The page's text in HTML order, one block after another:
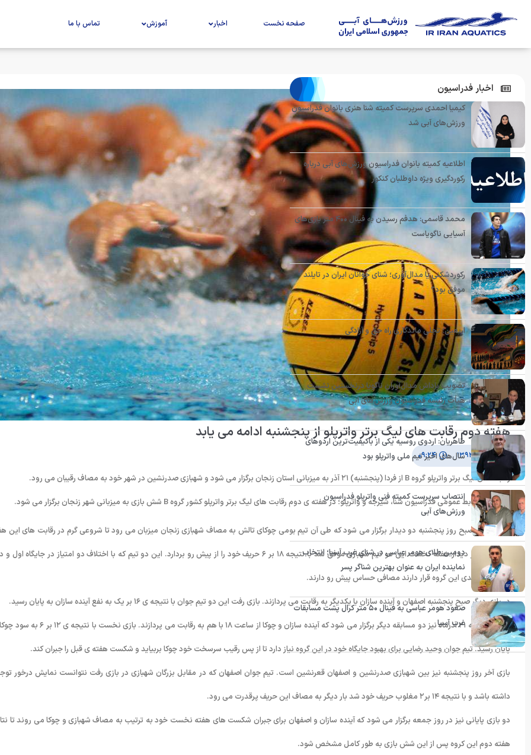
صفحه نخست اخبار آموزش تماس با ما
هفته دوم رقابت های لیگ برتر واترپلو از پنجشنبه ادامه می یابد
۲۰ آذر ۱۳۹۲ ۰۹:۲۴
رقابت های لیگ برتر واترپلو گروه B از فردا (پنجشنبه) ۲۱ آذر به میزبانی استان زنجان برگزار می شود و شهبازی صدرنشین در شهر خود به مصاف رقیبان می رود.
به گزارش روابط عمومی فدراسیون شنا، شیرجه و واترپلو؛ در هفته ی دوم رقابت های لیگ برتر واترپلو کشور گروه B شش بازی به میزبانی شهر زنجان برگزار می شود.
طبق برنامه صبح روز پنجشنبه دو دیدار برگزار می شود که طی آن تیم بومی چوکای تالش به مصاف شهبازی زنجان میزبان می رود تا شروعی گرم در رقابت های این
رقم خورد. در دیدار هفته نخست این دو تیم شهبازی موفق شد با نتیجه ۱۸ بر ۶ حریف خود را از پیش رو بردارد. این دو تیم که با اختلاف دو امتیاز در جایگاه
جدول رده بندی این گروه قرار دارند مصافی حساس پیش رو دارند.
در بازی دیگر صبح پنجشنبه اصفهان و آینده سازان با یکدیگر به رقابت می پردازند. بازی رفت این دو تیم جوان با نتیجه ی ۱۶ بر یک به نفع آینده سازان به پایان رسید.
عصر پنجشنبه ۲۱ آذرماه نیز دو مسابقه دیگر برگزار می شود که آینده سازان و چوکا از ساعت ۱۸ با هم به رقابت می پردازند. بازی
پایان رسید. تیم جوان وحید رضایی برای بهبود جایگاه خود در این گروه نیاز دارد تا از پس رقیب سرسخت خود چوکا بربیاید و شکست هفته ی قبل را جبران کند.
بازی آخر روز پنجشنبه نیز بین شهبازی صدرنشین و اصفهان قعرنشین است. تیم جوان اصفهان که در مقابل بزرگان شهبازی در بازی رفت نتوانست نمایش درخور
داشته باشد و با نتیجه ۱۴ بر۲ مغلوب حریف خود شد بار دیگر به مصاف این حریف پرقدرت می رود.
دو بازی پایانی نیز در روز جمعه برگزار می شود که آینده سازان و اصفهان برای جبران شکست های هفته نخست خود به ترتیب به مصاف شهبازی و چوکا می روند تا
هفته دوم این کروه پس از این شش بازی به طور کامل مشخص شود.
اخبار فدراسیون
کیمیا احمدی سرپرست کمیته شنا هنری بانوان فدراسیون
ورزش‌های آبی شد
اطلاعیه کمیته بانوان فدراسیون ورزش‌های آبی درباره
رکوردگیری ویژه داوطلبان کنکور
محمد قاسمی: هدفم رسیدن به فینال ۴۰۰ متر بازی‌های
آسیایی ناگویاست
رکوردشکنی یا مدال‌آوری؛ شنای جوانان ایران در تایلند
موفق بود؟
اربعین؛ تجلی ماندگاری راه حق و آزادگی
تصویب پاداش مدال‌آوران ناگویا درنخستین نشست
هیأت رئیسه فدراسیون ورزش‌های آبی
طاهریان: اردوی روسیه یکی از باکیفیت‌ترین اردوهای
سال‌های اخیر تیم ملی واترپلو بود
انتصاب سرپرست کمیته فنی واترپلو فدراسیون
ورزش‌های آبی
دومین طلای هومر عباسی در شنای غرب آسیا؛ انتخاب
نماینده ایران به عنوان بهترین شناگر پسر
صعود هومر عباسی به فینال ۵۰ متر کرال پشت مسابقات
غرب آسیا